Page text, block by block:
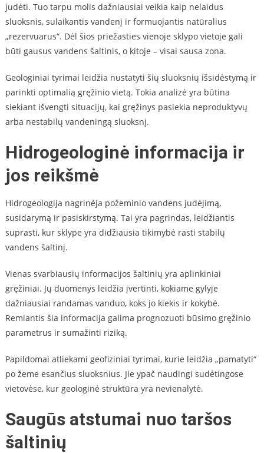
judėti. Tuo tarpu molis dažniausiai veikia kaip nelaidus
sluoksnis, sulaikantis vandenį ir formuojantis natūralius
„rezervuarus“. Dėl šios priežasties vienoje sklypo vietoje gali
būti gausus vandens šaltinis, o kitoje – visai sausa zona.
Geologiniai tyrimai leidžia nustatyti šių sluoksnių išsidėstymą ir
parinkti optimalią gręžinio vietą. Tokia analizė yra būtina
siekiant išvengti situacijų, kai gręžinys pasiekia neproduktyvų
arba nestabilų vandeningą sluoksnį.
Hidrogeologinė informacija ir
jos reikšmė
Hidrogeologija nagrinėja požeminio vandens judėjimą,
susidarymą ir pasiskirstymą. Tai yra pagrindas, leidžiantis
suprasti, kur sklype yra didžiausia tikimybė rasti stabilų
vandens šaltinį.
Vienas svarbiausių informacijos šaltinių yra aplinkiniai
gręžiniai. Jų duomenys leidžia įvertinti, kokiame gylyje
dažniausiai randamas vanduo, koks jo kiekis ir kokybė.
Remiantis šia informacija galima prognozuoti būsimo gręžinio
parametrus ir sumažinti riziką.
Papildomai atliekami geofiziniai tyrimai, kurie leidžia „pamatyti“
po žeme esančius sluoksnius. Jie ypač naudingi sudėtingose
vietovėse, kur geologinė struktūra yra nevienalytė.
Saugūs atstumai nuo taršos
šaltinių